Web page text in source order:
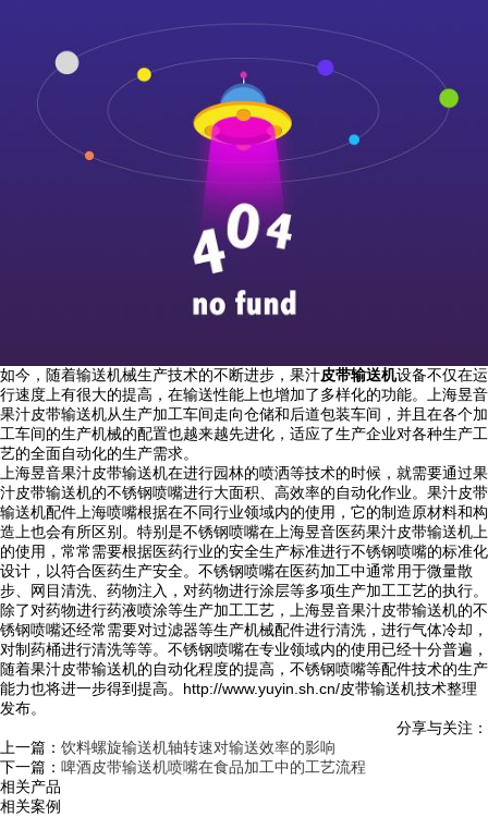
如今，随着输送机械生产技术的不断进步，果汁皮带输送机设备不仅在运
行速度上有很大的提高，在输送性能上也增加了多样化的功能。上海昱音
果汁皮带输送机从生产加工车间走向仓储和后道包装车间，并且在各个加
工车间的生产机械的配置也越来越先进化，适应了生产企业对各种生产工
艺的全面自动化的生产需求。
上海昱音果汁皮带输送机在进行园林的喷洒等技术的时候，就需要通过果
汁皮带输送机的不锈钢喷嘴进行大面积、高效率的自动化作业。果汁皮带
输送机配件上海喷嘴根据在不同行业领域内的使用，它的制造原材料和构
造上也会有所区别。特别是不锈钢喷嘴在上海昱音医药果汁皮带输送机上
的使用，常常需要根据医药行业的安全生产标准进行不锈钢喷嘴的标准化
设计，以符合医药生产安全。不锈钢喷嘴在医药加工中通常用于微量散
步、网目清洗、药物注入，对药物进行涂层等多项生产加工工艺的执行。
除了对药物进行药液喷涂等生产加工工艺，上海昱音果汁皮带输送机的不
锈钢喷嘴还经常需要对过滤器等生产机械配件进行清洗，进行气体冷却，
对制药桶进行清洗等等。不锈钢喷嘴在专业领域内的使用已经十分普遍，
随着果汁皮带输送机的自动化程度的提高，不锈钢喷嘴等配件技术的生产
能力也将进一步得到提高。http://www.yuyin.sh.cn/皮带输送机技术整理
发布。
分享与关注：
上一篇： 饮料螺旋输送机轴转速对输送效率的影响
下一篇： 啤酒皮带输送机喷嘴在食品加工中的工艺流程
相关产品
相关案例